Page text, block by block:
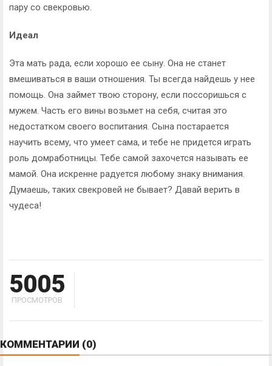
пару со свекровью.
Идеал
Эта мать рада, если хорошо ее сыну. Она не станет
вмешиваться в ваши отношения. Ты всегда найдешь у нее
помощь. Она займет твою сторону, если поссоришься с
мужем. Часть его вины возьмет на себя, считая это
недостатком своего воспитания. Сына постарается
научить всему, что умеет сама, и тебе не придется играть
роль домработницы. Тебе самой захочется называть ее
мамой. Она искренне радуется любому знаку внимания.
Думаешь, таких свекровей не бывает? Давай верить в
чудеса!
5005
ПРОСМОТРОВ
КОММЕНТАРИИ (0)